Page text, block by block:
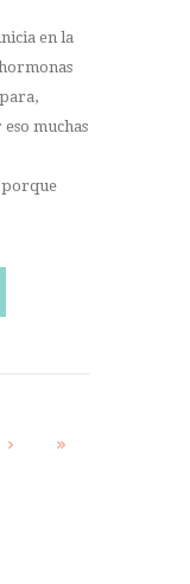
en la
muchas